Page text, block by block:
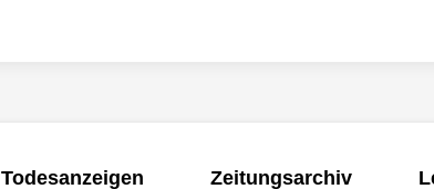
Todesanzeigen Zeitungsarchiv